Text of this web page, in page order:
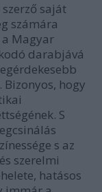
saját
számára
Magyar
darabjává
hogy
S
s az
szerelmi
hatásos